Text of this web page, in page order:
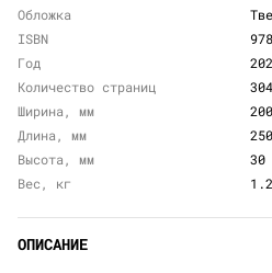
Обложка
ISBN
Год
Количество страниц
304
Ширина, мм
200
Длина, мм
250
Высота, мм
30
Вес, кг
ОПИСАНИЕ